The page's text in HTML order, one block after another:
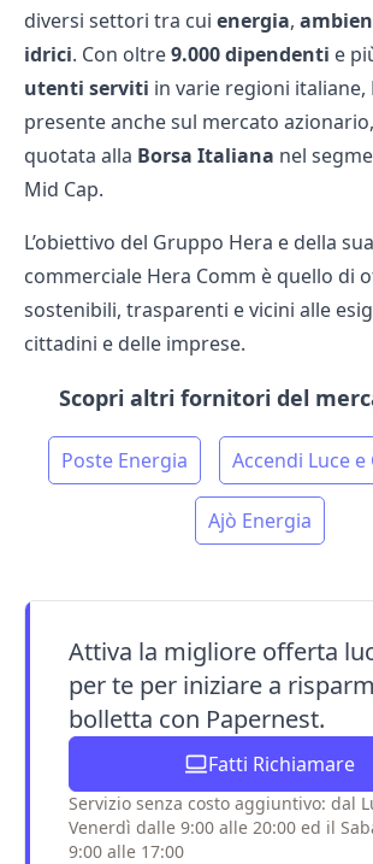
diversi settori tra cui energia,
idrici. Con oltre9.000 dipendenti e
utenti serviti in varie regioni italiane,
presente anche sul mercato
quotata alla Borsa Italiana nel
Mid Cap.
L’obiettivo del Gruppo Hera e della
commerciale Hera Comm è quello di
sostenibili, trasparenti e vicini alle
cittadini e delle imprese.
Scopri altri fornitori del
Poste Energia Accendi Luce e
Ajò Energia
Attiva la migliore offerta
per te per iniziare a
bolletta con Papernest.
Fatti Richiamare
Servizio senza costo aggiuntivo: dal
Venerdì dalle 9:00 alle 20:00 ed il
9:00 alle 17:00